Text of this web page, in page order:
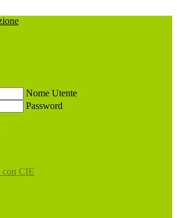
Nome Utente
Password
con CIE